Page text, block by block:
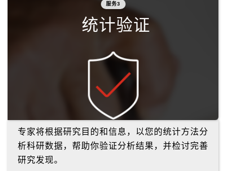
服务3
统计验证
专家将根据研究目的和信息，以您的统计方法分
析科研数据，帮助你验证分析结果，并检讨完善
研究发现。